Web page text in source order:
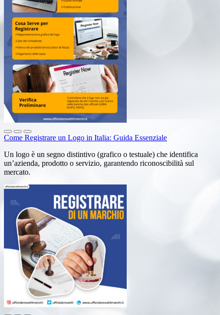
Come Registrare un Logo in Italia: Guida Essenziale
Un logo è un segno distintivo (grafico o testuale) che identifica
un’azienda, prodotto o servizio, garantendo riconoscibilità sul
mercato.